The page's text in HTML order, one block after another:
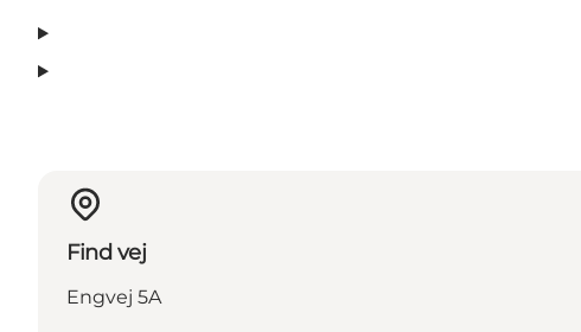
Find vej
Engvej 5A